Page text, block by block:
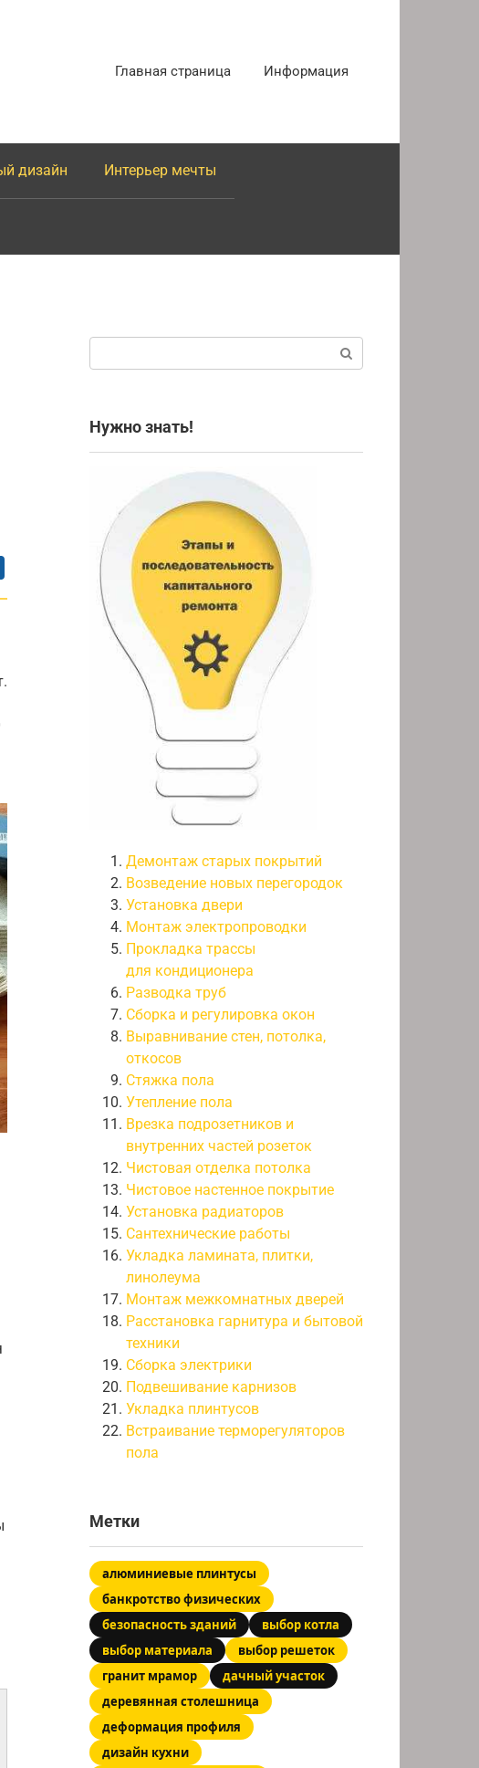
Главная страница Информация
дизайн Интерьер мечты
Нужно знать!
Демонтаж старых покрытий
Возведение новых перегородок
Установка двери
Монтаж электропроводки
Прокладка трассы
для кондиционера
Разводка труб
Сборка и регулировка окон
Выравнивание стен, потолка,
откосов
Стяжка пола
Утепление пола
Врезка подрозетников и
внутренних частей розеток
Чистовая отделка потолка
Чистовое настенное покрытие
Установка радиаторов
Сантехнические работы
Укладка ламината, плитки,
линолеума
Монтаж межкомнатных дверей
Расстановка гарнитура и бытовой
техники
Сборка электрики
Подвешивание карнизов
Укладка плинтусов
Встраивание терморегуляторов
пола
Метки
алюминиевые плинтусы
банкротство физических
безопасность зданий
выбор котла
выбор материала
выбор решеток
гранит мрамор
дачный участок
деревянная столешница
деформация профиля
дизайн кухни